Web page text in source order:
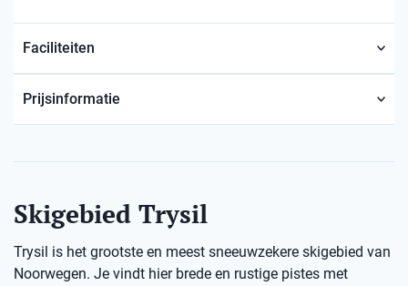
Faciliteiten
Prijsinformatie
Skigebied Trysil
Trysil is het grootste en meest sneeuwzekere skigebied van
Noorwegen. Je vindt hier brede en rustige pistes met